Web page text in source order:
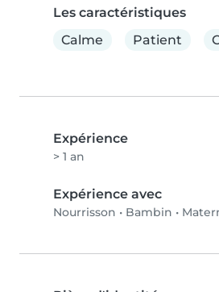
Les caractéristiques
Calme
Patient
Expérience
> 1 an
Expérience avec
Nourrisson • Bambin •